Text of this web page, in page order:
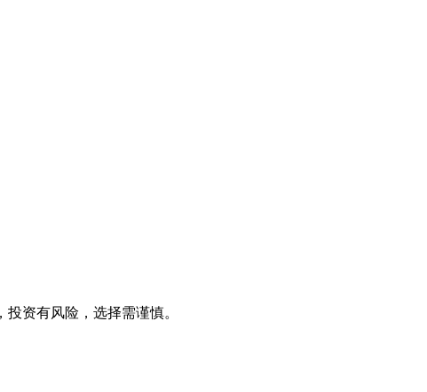
资有风险，选择需谨慎。